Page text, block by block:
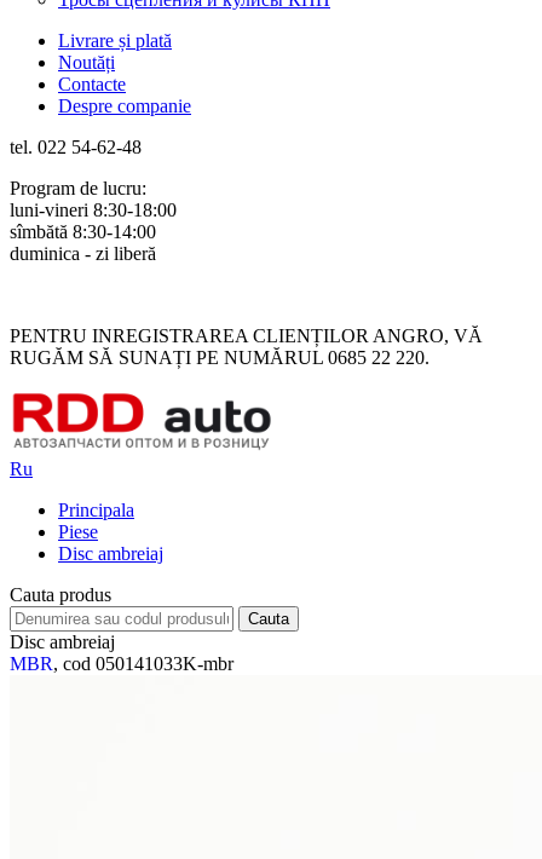
Livrare și plată
Noutăți
Contacte
Despre companie
tel. 022 54-62-48
Program de lucru:
luni-vineri 8:30-18:00
sîmbătă 8:30-14:00
duminica - zi liberă
PENTRU INREGISTRAREA CLIENȚILOR ANGRO, VĂ
RUGĂM SĂ SUNAȚI PE NUMĂRUL 0685 22 220.
Ru
Principala
Piese
Disc ambreiaj
Cauta produs
Disc ambreiaj
MBR, cod 050141033K-mbr